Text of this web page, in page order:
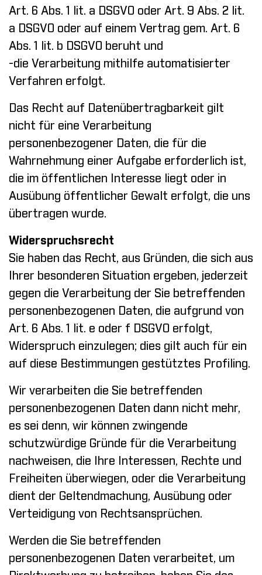
Art. 6 Abs. 1 lit. a DSGVO oder Art. 9 Abs. 2 lit.
a DSGVO oder auf einem Vertrag gem. Art. 6
Abs. 1 lit. b DSGVO beruht und
-die Verarbeitung mithilfe automatisierter
Verfahren erfolgt.
Das Recht auf Datenübertragbarkeit gilt
nicht für eine Verarbeitung
personenbezogener Daten, die für die
Wahrnehmung einer Aufgabe erforderlich ist,
die im öffentlichen Interesse liegt oder in
Ausübung öffentlicher Gewalt erfolgt, die uns
übertragen wurde.
Widerspruchsrecht
Sie haben das Recht, aus Gründen, die sich aus
Ihrer besonderen Situation ergeben, jederzeit
gegen die Verarbeitung der Sie betreffenden
personenbezogenen Daten, die aufgrund von
Art. 6 Abs. 1 lit. e oder f DSGVO erfolgt,
Widerspruch einzulegen; dies gilt auch für ein
auf diese Bestimmungen gestütztes Profiling.
Wir verarbeiten die Sie betreffenden
personenbezogenen Daten dann nicht mehr,
es sei denn, wir können zwingende
schutzwürdige Gründe für die Verarbeitung
nachweisen, die Ihre Interessen, Rechte und
Freiheiten überwiegen, oder die Verarbeitung
dient der Geltendmachung, Ausübung oder
Verteidigung von Rechtsansprüchen.
Werden die Sie betreffenden
personenbezogenen Daten verarbeitet, um